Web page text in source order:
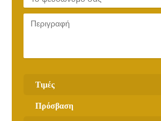
Τιμές
Πρόσβαση